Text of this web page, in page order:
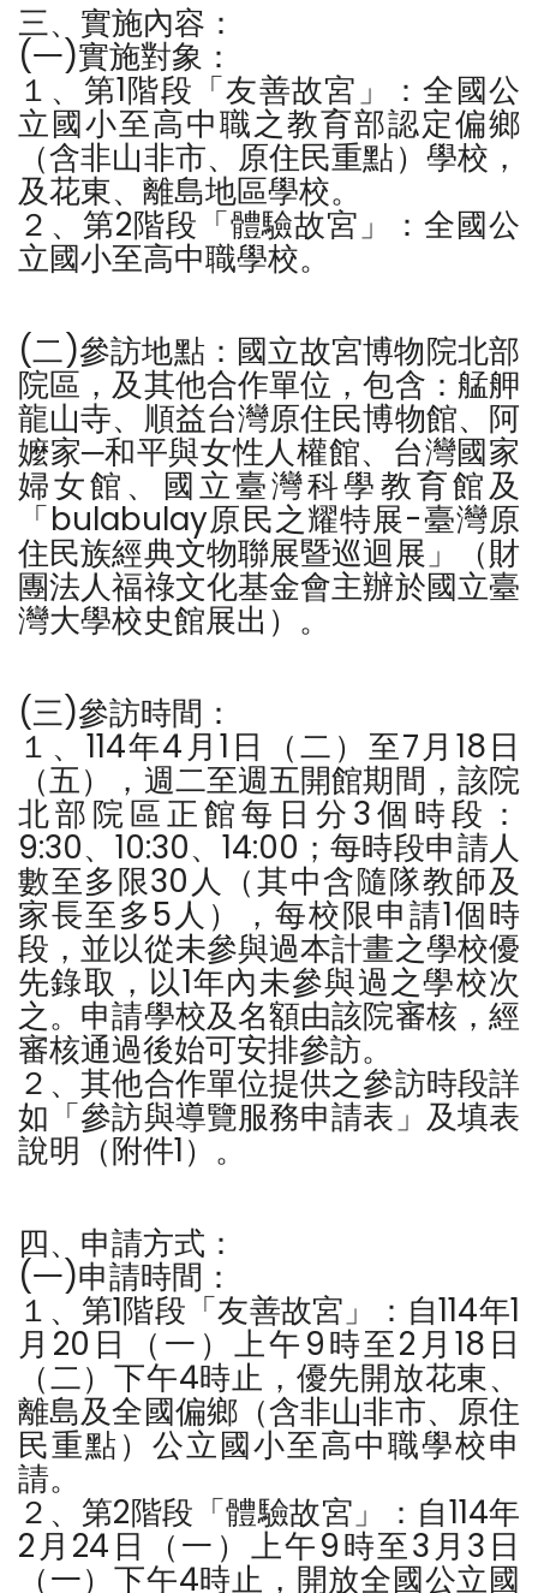
三、實施內容：
(一)實施對象：
１、第1階段「友善故宮」：全國公
立國小至高中職之教育部認定偏鄉
（含非山非市、原住民重點）學校，
及花東、離島地區學校。
２、第2階段「體驗故宮」：全國公
立國小至高中職學校。
(二)參訪地點：國立故宮博物院北部
院區，及其他合作單位，包含：艋舺
龍山寺、順益台灣原住民博物館、阿
嬤家─和平與女性人權館、台灣國家
婦女館、國立臺灣科學教育館及
「bulabulay原民之耀特展-臺灣原
住民族經典文物聯展暨巡迴展」（財
團法人福祿文化基金會主辦於國立臺
灣大學校史館展出）。
(三)參訪時間：
１、114年4月1日（二）至7月18日
（五），週二至週五開館期間，該院
北部院區正館每日分3個時段：
9:30、10:30、14:00；每時段申請人
數至多限30人（其中含隨隊教師及
家長至多5人），每校限申請1個時
段，並以從未參與過本計畫之學校優
先錄取，以1年內未參與過之學校次
之。申請學校及名額由該院審核，經
審核通過後始可安排參訪。
２、其他合作單位提供之參訪時段詳
如「參訪與導覽服務申請表」及填表
說明（附件1）。
四、申請方式：
(一)申請時間：
１、第1階段「友善故宮」：自114年1
月20日（一）上午9時至2月18日
（二）下午4時止，優先開放花東、
離島及全國偏鄉（含非山非市、原住
民重點）公立國小至高中職學校申
請。
２、第2階段「體驗故宮」：自114年
2月24日（一）上午9時至3月3日
（一）下午4時止，開放全國公立國